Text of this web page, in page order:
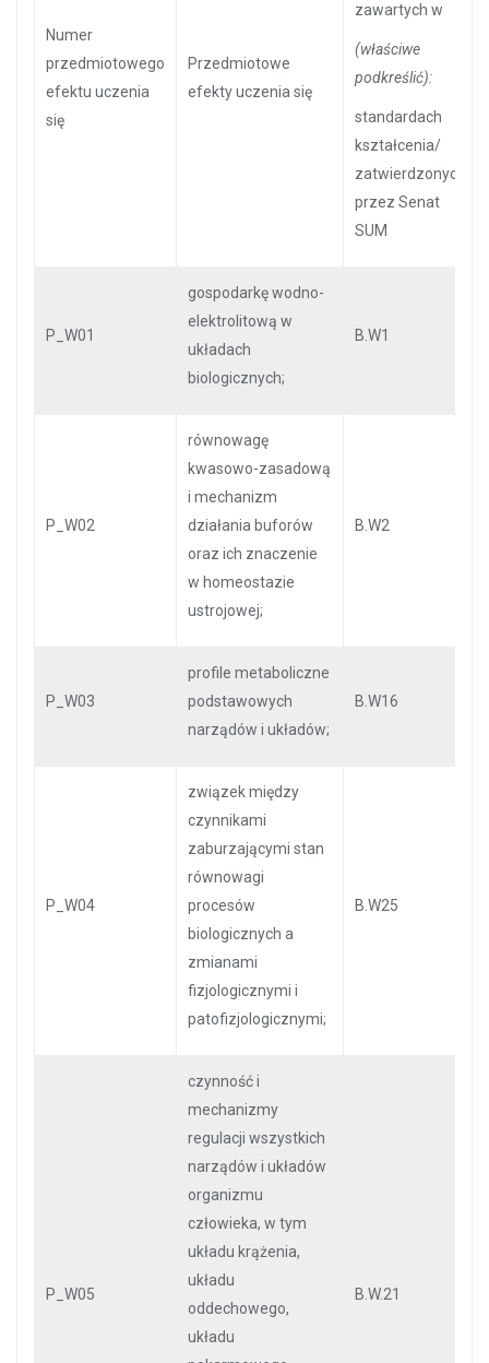
Numer
przedmiotowego
efektu uczenia
się
Przedmiotowe
efekty uczenia się
zawartych w
(właściwe
podkreślić):
standardach
kształcenia/
zatwierdzonych
przez Senat
SUM
P_W01
gospodarkę wodno-
elektrolitową w
układach
biologicznych;
B.W1
P_W02
równowagę
kwasowo-zasadową
i mechanizm
działania buforów
oraz ich znaczenie
w homeostazie
ustrojowej;
B.W2
P_W03
profile metaboliczne
podstawowych
narządów i układów;
B.W16
P_W04
związek między
czynnikami
zaburzającymi stan
równowagi
procesów
biologicznych a
zmianami
fizjologicznymi i
patofizjologicznymi;
B.W25
P_W05
czynność i
mechanizmy
regulacji wszystkich
narządów i układów
organizmu
człowieka, w tym
układu krążenia,
układu
oddechowego,
układu
B.W.21